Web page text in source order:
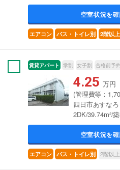
空室状況を
エアコン バス・トイレ別 2階以上
賃貸アパート 学割 女子割 合格前予
4.25 万円
(管理費等：
四日市あすな
2DK/39.74m²/
空室状況を
エアコン バス・トイレ別 2階以上